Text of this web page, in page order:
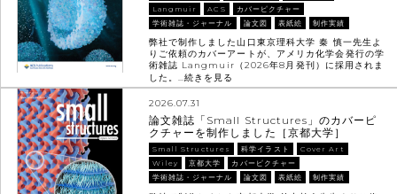
Langmuir
ACS
カバーピクチャー
学術雑誌・ジャーナル
論文図 表紙絵 制作実績
弊社で制作しました山口東京理科大学 秦 慎一先生よ
りご依頼のカバーアートが、アメリカ化学会発行の学
術雑誌 Langmuir（2026年8月発刊）に採用されま
した。…続きを見る
2026.07.31
論文雑誌「Small Structures」のカバーピ
クチャーを制作しました［京都大学］
Small Structures 科学イラスト
Cover Art
Wiley
京都大学
カバーピクチャー
学術雑誌・ジャーナル
論文図 表紙絵 制作実績